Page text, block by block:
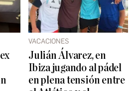
VACACIONES
Julián Álvarez, en
Ibiza jugando al pádel
en plena tensión entre